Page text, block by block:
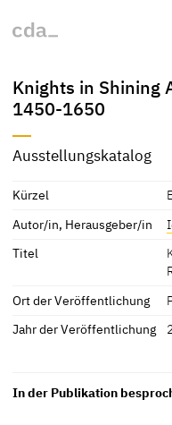
Knights in Shining
1450-1650
Ausstellungskatalog
Kürzel
Autor/in, Herausgeber/in
Titel
Ort der Veröffentlichung
Jahr der Veröffentlichung
In der Publikation